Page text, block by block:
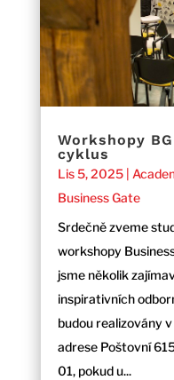
Workshopy
cyklus
Lis 5, 2025|
Business Gate
Srdečně zveme
workshopy
jsme několik
inspirativních
budou realizovány
adrese Poštovní
01, pokud u...